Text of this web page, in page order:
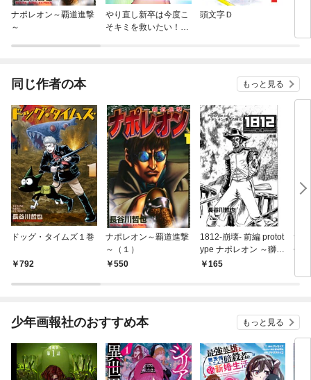
ナポレオン～覇道進撃
～
やり直し新卒は今度こ
そキミを救いたい！？
頭文字Ｄ
同じ作者の本 もっと見る
ドッグ・タイムズ１巻
792
ナポレオン～覇道進撃
～（１）
550
1812-崩壊- 前編 protot
ype ナポレオン ～獅子
の時代～
165
ナ
代
少年画報社のおすすめ本 もっと見る